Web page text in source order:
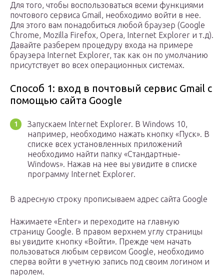
Для того, чтобы воспользоваться всеми функциями
почтового сервиса Gmail, необходимо войти в нее.
Для этого вам понадобиться любой браузер (Google
Chrome, Mozilla Firefox, Opera, Internet Explorer и т.д).
Давайте разберем процедуру входа на примере
браузера Internet Explorer, так как он по умолчанию
присутствует во всех операционных системах.
Способ 1: вход в почтовый сервис Gmail с
помощью сайта Google
Запускаем Internet Explorer. В Windows 10,
например, необходимо нажать кнопку «Пуск». В
списке всех установленных приложений
необходимо найти папку «Стандартные-
Windows». Нажав на нее вы увидите в списке
программу Internet Explorer.
В адресную строку прописываем адрес сайта Google
Нажимаете «Enter» и переходите на главную
страницу Google. В правом верхнем углу страницы
вы увидите кнопку «Войти». Прежде чем начать
пользоваться любым сервисом Google, необходимо
сперва войти в учетную запись под своим логином и
паролем.